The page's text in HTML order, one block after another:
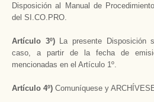
Disposición al Manual de
del SI.CO.PRO.
Artículo 3º)La presente Disposición
caso, a partir de la fecha de
mencionadas en el Artículo 1º.
Artículo 4º) Comuníquese y